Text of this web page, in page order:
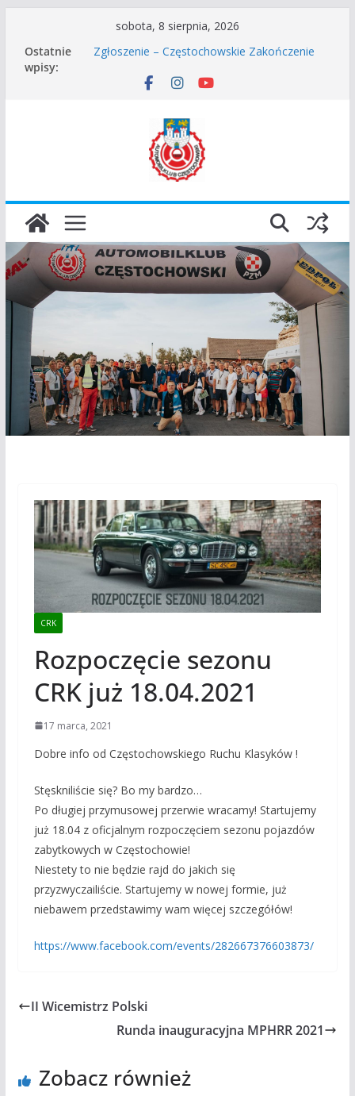
treści
sobota, 8 sierpnia, 2026
Ostatnie
wpisy:
Częstochowskie Rozpoczęcie Sezonu 2026
Zgłoszenie – Częstochowskie Zakończenie
45 Rajd Częstochowski zostaje odwołany.
I Gliwicki Classic Sprint o Puchar Prezydenta
Miasta Gliwice
CRK
Rozpoczęcie sezonu
CRK już 18.04.2021
17 marca, 2021
Dobre info od Częstochowskiego Ruchu Klasyków !
Stęskniliście się? Bo my bardzo…
Po długiej przymusowej przerwie wracamy! Startujemy
już 18.04 z oficjalnym rozpoczęciem sezonu pojazdów
zabytkowych w Częstochowie!
Niestety to nie będzie rajd do jakich się
przyzwyczailiście. Startujemy w nowej formie, już
niebawem przedstawimy wam więcej szczegółów!
https://www.facebook.com/events/282667376603873/
II Wicemistrz Polski
Runda inauguracyjna MPHRR 2021
Zobacz również